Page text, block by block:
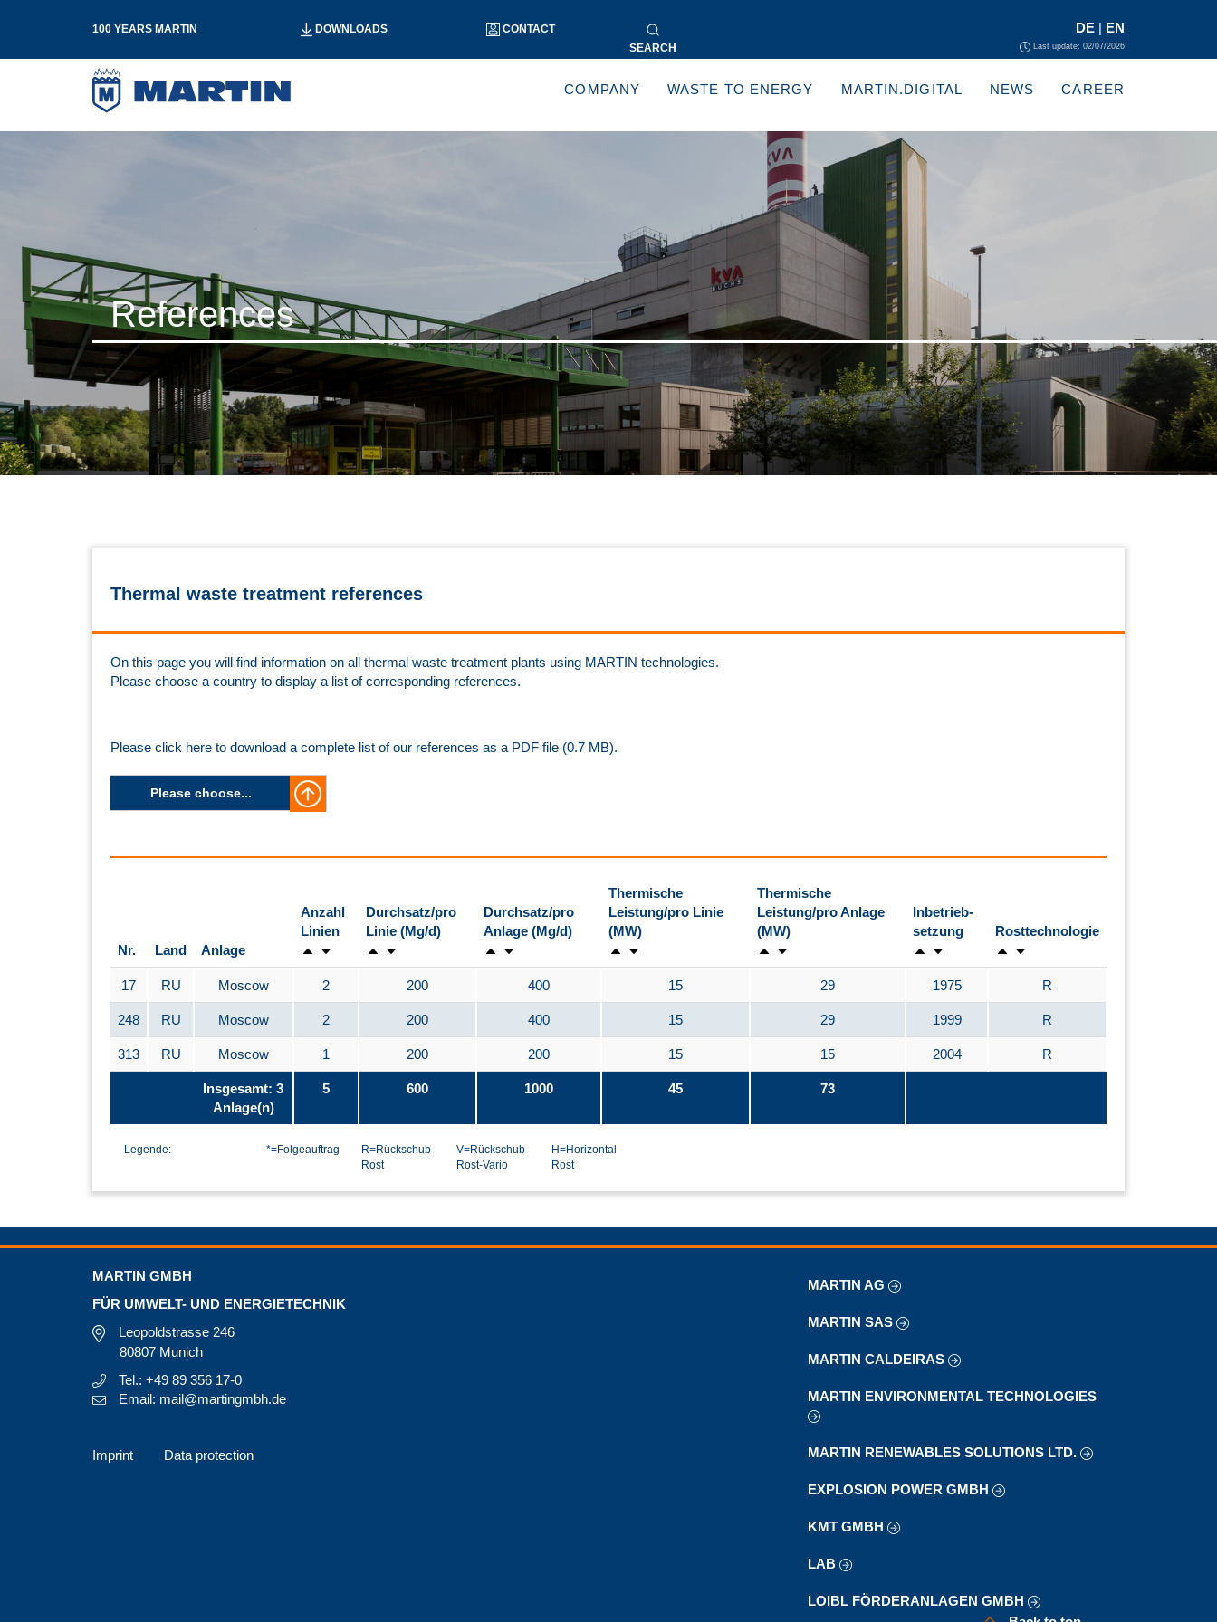
Last update: 02/07/2026
100 YEARS MARTIN DOWNLOADS
CONTACT
SEARCH
DE | EN
COMPANY WASTE TO ENERGY MARTIN.DIGITAL NEWS CAREER
References
Thermal waste treatment references
On this page you will find information on all thermal waste treatment plants using MARTIN technologies.
Please choose a country to display a list of corresponding references.
Please click here to download a complete list of our references as a PDF file (0.7 MB).
Please choose...
Nr. Land Anlage
Anzahl
Linien
Durchsatz/pro
Linie (Mg/d)
Durchsatz/pro
Anlage (Mg/d)
Thermische
Leistung/pro Linie
(MW)
Thermische
Leistung/pro Anlage
(MW)
Inbetrieb-
setzung
Rosttechnologie
17 RU Moscow 2 200 400 15 29 1975 R
248 RU Moscow 2 200 400 15 29 1999 R
313 RU Moscow 1 200 200 15 15 2004 R
Insgesamt: 3
Anlage(n)
5 600 1000 45 73
Legende: *=Folgeauftrag
R=Rückschub-
Rost
V=Rückschub-
Rost-Vario
H=Horizontal-
Rost
MARTIN GMBH
FÜR UMWELT- UND ENERGIETECHNIK
Leopoldstrasse 246
80807 Munich
Tel.: +49 89 356 17-0
Email: mail@martingmbh.de
Imprint Data protection
MARTIN AG
MARTIN SAS
MARTIN CALDEIRAS
MARTIN ENVIRONMENTAL TECHNOLOGIES
MARTIN RENEWABLES SOLUTIONS LTD.
EXPLOSION POWER GMBH
KMT GMBH
LAB
LOIBL FÖRDERANLAGEN GMBH